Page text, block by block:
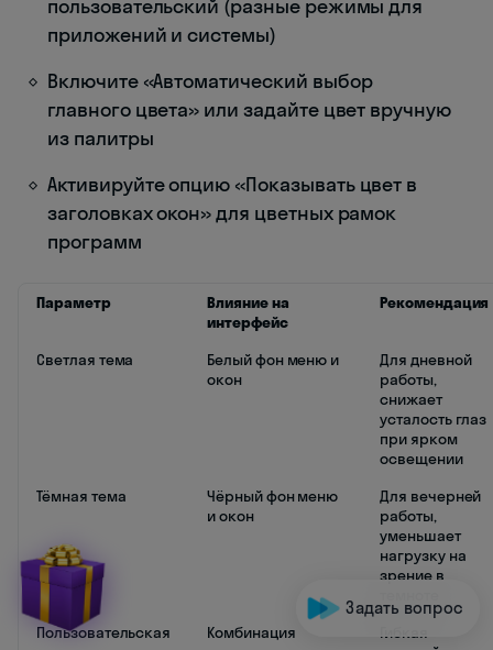
пользовательский (разные режимы для
приложений и системы)
Включите «Автоматический выбор
главного цвета» или задайте цвет вручную
из палитры
Активируйте опцию «Показывать цвет в
заголовках окон» для цветных рамок
программ
Параметр
Влияние на
интерфейс
Рекомендация
Светлая тема
Белый фон меню и
окон
Для дневной
работы,
снижает
усталость глаз
при ярком
освещении
Тёмная тема
Чёрный фон меню
и окон
Для вечерней
работы,
уменьшает
нагрузку на
зрение в
Пользовательская
Комбинация
Гибкая
Задать вопрос